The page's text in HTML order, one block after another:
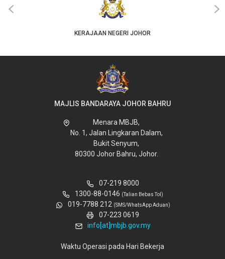
KERAJAAN NEGERI JOHOR
‹ ›
MAJLIS BANDARAYA JOHOR BAHRU
Menara MBJB,
No. 1, Jalan Lingkaran Dalam,
Bukit Senyum,
80300 Johor Bahru, Johor.
07-219 8000
1300-88-0146 (Talian Bebas Tol)
019-7788 212 (SMS/WhatsApp Aduan)
07-223 0619
info[at]mbjb.gov.my
Waktu Operasi pada Hari Bekerja